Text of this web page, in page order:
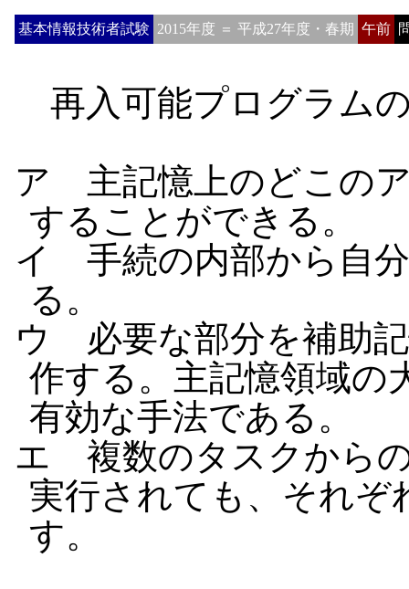
基本情報技術者試験 2015年度 ＝ 平成27年度・春期 午前
再入可能プログラム
ア 主記憶上のどこの
することができる。
イ 手続の内部から自
る。
ウ 必要な部分を補助
作する。主記憶領域の
有効な手法である。
エ 複数のタスクから
実行されても、それぞ
す。